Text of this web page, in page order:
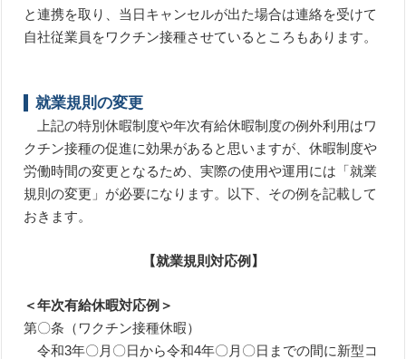
と連携を取り、当日キャンセルが出た場合は連絡を受けて
自社従業員をワクチン接種させているところもあります。
就業規則の変更
上記の特別休暇制度や年次有給休暇制度の例外利用はワ
クチン接種の促進に効果があると思いますが、休暇制度や
労働時間の変更となるため、実際の使用や運用には「就業
規則の変更」が必要になります。以下、その例を記載して
おきます。
【就業規則対応例】
＜年次有給休暇対応例＞
第〇条（ワクチン接種休暇）
令和3年〇月〇日から令和4年〇月〇日までの間に新型コ